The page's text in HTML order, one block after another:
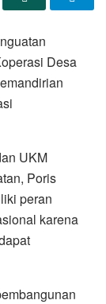
Desa
UKM
Poris
peran
karena